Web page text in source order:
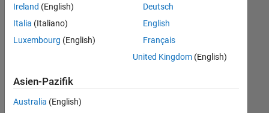
oder
alle
Stellenangebote
anzeigen .
noch
keine
Ireland (English)
Italia (Italiano)
Luxembourg (English)
Deutsch
English
Français
United Kingdom(English)
Asien-Pazifik
Australia (English)